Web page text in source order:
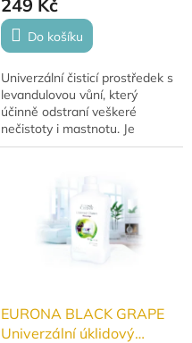
249 Kč
Do košíku
Univerzální čisticí prostředek s
levandulovou vůní, který
účinně odstraní veškeré
nečistoty i mastnotu. Je
vhodný na všechny typy
šetrný k pokožce...
EURONA BLACK GRAPE
Univerzální úklidový